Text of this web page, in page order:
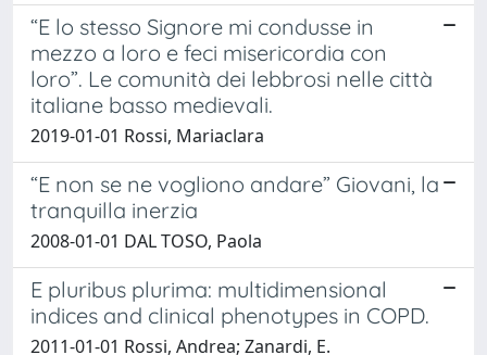
“E lo stesso Signore mi condusse in
mezzo a loro e feci misericordia con
loro”. Le comunità dei lebbrosi nelle città
italiane basso medievali.
2019-01-01 Rossi, Mariaclara
“E non se ne vogliono andare” Giovani, la
tranquilla inerzia
2008-01-01 DAL TOSO, Paola
E pluribus plurima: multidimensional
indices and clinical phenotypes in COPD.
2011-01-01 Rossi, Andrea; Zanardi, E.